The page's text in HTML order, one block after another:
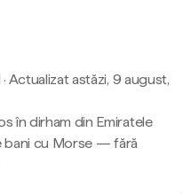
· Actualizat astăzi, 9 august,
în dirham din Emiratele
bani cu Morse — fără